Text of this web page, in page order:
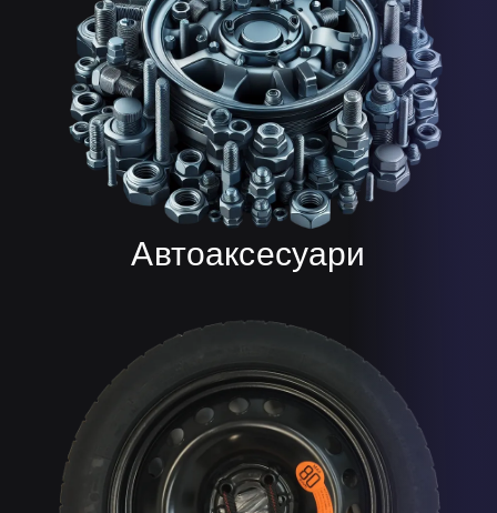
Автоаксесуари